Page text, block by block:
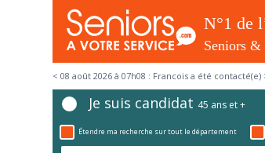
< 08 août 2026 à 07h08 : Francois a été contacté(e)
Je suis candidat 45 ans et +
Étendre ma recherche sur tout le département